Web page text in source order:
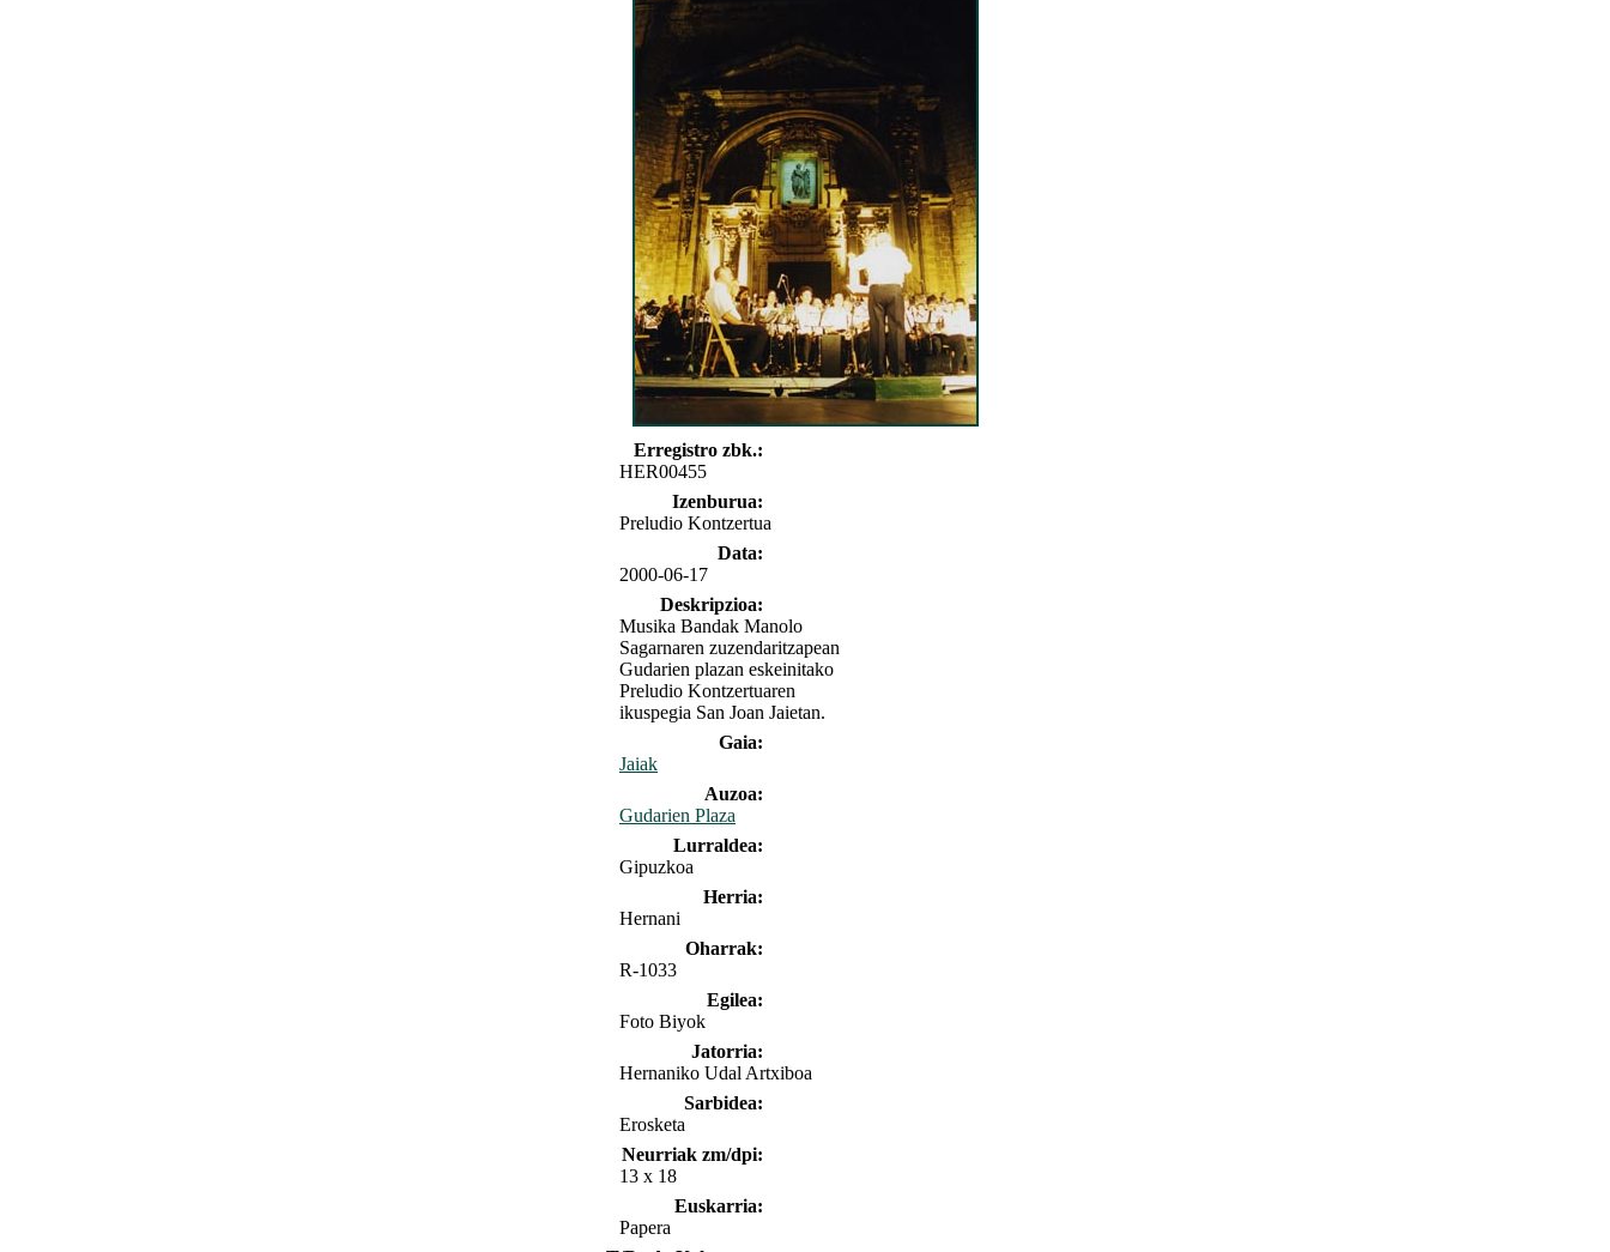
Erregistro zbk.:
HER00455
Izenburua:
Preludio Kontzertua
Data:
2000-06-17
Deskripzioa:
Musika Bandak Manolo
Sagarnaren zuzendaritzapean
Gudarien plazan eskeinitako
Preludio Kontzertuaren
ikuspegia San Joan Jaietan.
Gaia:
Jaiak
Auzoa:
Gudarien Plaza
Lurraldea:
Gipuzkoa
Herria:
Hernani
Oharrak:
R-1033
Egilea:
Foto Biyok
Jatorria:
Hernaniko Udal Artxiboa
Sarbidea:
Erosketa
Neurriak zm/dpi:
13 x 18
Euskarria:
Papera